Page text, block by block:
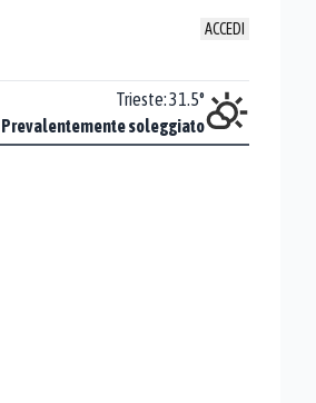
ACCEDI
Trieste:31.5°
Prevalentemente soleggiato